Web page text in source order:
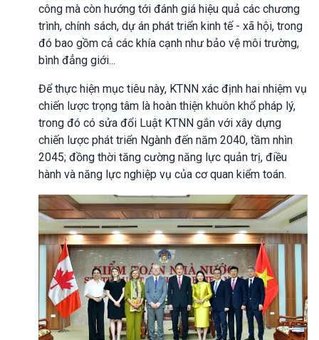
công mà còn hướng tới đánh giá hiệu quả các chương
trình, chính sách, dự án phát triển kinh tế - xã hội, trong
đó bao gồm cả các khía cạnh như bảo vệ môi trường,
bình đẳng giới...
Để thực hiện mục tiêu này, KTNN xác định hai nhiệm vụ
chiến lược trọng tâm là hoàn thiện khuôn khổ pháp lý,
trong đó có sửa đổi Luật KTNN gắn với xây dựng
chiến lược phát triển Ngành đến năm 2040, tầm nhìn
2045; đồng thời tăng cường năng lực quản trị, điều
hành và năng lực nghiệp vụ của cơ quan kiểm toán.